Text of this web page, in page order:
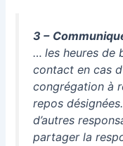
3 –
… les heures de
contact en cas
congrégation à
repos
d’autres
partager la